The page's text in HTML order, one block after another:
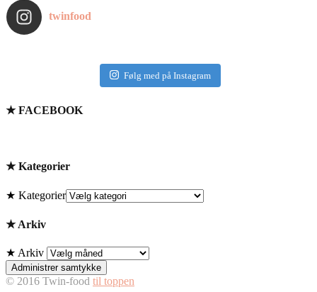
twinfood
Følg med på Instagram
★ FACEBOOK
★ Kategorier
★ Kategorier
★ Arkiv
★ Arkiv
Administrer samtykke
© 2016 Twin-food til toppen